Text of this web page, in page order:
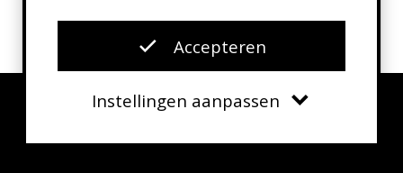
Accepteren
Instellingen aanpassen
Agenda Contact Zoeken Menu
Komedie, Animatie,